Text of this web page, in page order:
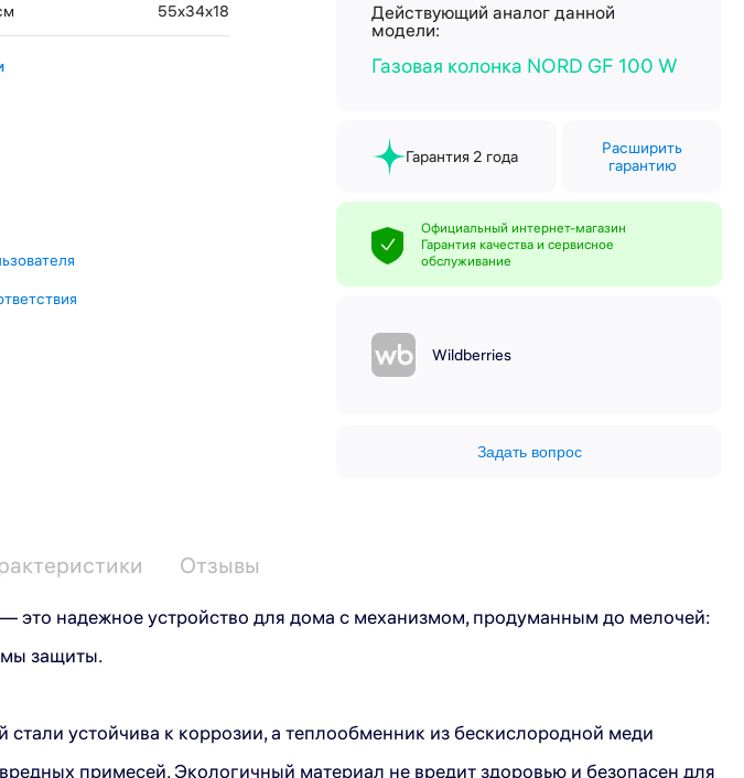
55x34x18
Действующий аналог данной
модели:
Газовая колонка NORD GF 100 W
Гарантия 2 года
Расширить
гарантию
Официальный интернет-магазин
Гарантия качества и сервисное
обслуживание
Wildberries
Задать вопрос
Отзывы
это надежное устройство для дома с механизмом, продуманным до мелочей:
защиты.
устойчива к коррозии, а теплообменник из бескислородной меди
примесей. Экологичный материал не вредит здоровью и безопасен для